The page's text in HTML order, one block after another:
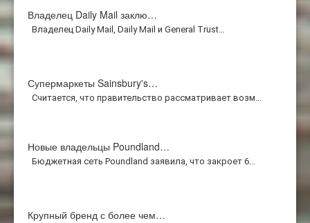
Владелец Daily Mail заклю…
Владелец Daily Mail, Daily Mail и General Trust…
Супермаркеты Sainsbury's…
Считается, что правительство рассматривает возм…
Новые владельцы Poundland…
Бюджетная сеть Poundland заявила, что закроет 6…
Крупный бренд с более чем…